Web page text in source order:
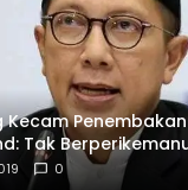
Kecam
Tak
0